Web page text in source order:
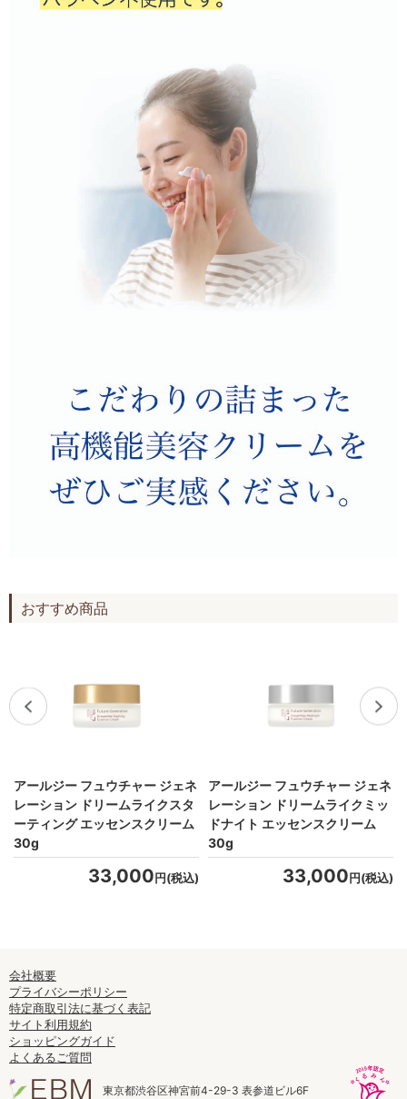
おすすめ商品
アールジー フュウチャー ジェネ
レーション ドリームライクスタ
ーティング エッセンスクリーム
30g
33,000円(税込)
アールジー フュウチャー ジェネ
レーション ドリームライクミッ
ドナイト エッセンスクリーム
30g
33,000円(税込)
会社概要
プライバシーポリシー
特定商取引法に基づく表記
サイト利用規約
ショッピングガイド
よくあるご質問
東京都渋谷区神宮前4-29-3 表参道ビル6F